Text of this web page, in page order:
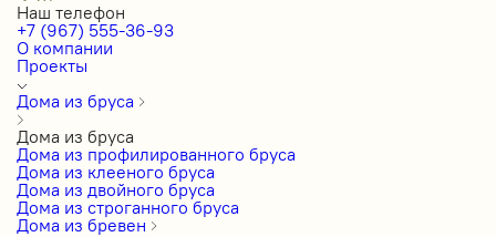
Наш телефон
+7 (967) 555-36-93
О компании
Проекты
Дома из бруса
Дома из бруса
Дома из профилированного бруса
Дома из клееного бруса
Дома из двойного бруса
Дома из строганного бруса
Дома из бревен